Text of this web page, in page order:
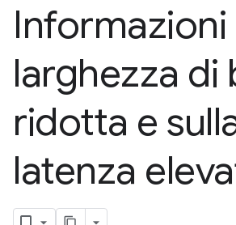
Informazioni
larghezza di
ridotta e
latenza